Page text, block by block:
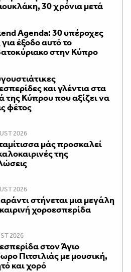
30 χρόνια μετά
Agenda: 30 υπέροχες
για έξοδο αυτό το
στην Κύπρο
και γλέντια στα
της Κύπρου που αξίζει να
φέτος
2026
μάς προσκαλεί
της
2026
στήνεται μια μεγάλη
χοροεσπερίδα
2026
στον Άγιο
Πιτσιλιάς με μουσική,
και χορό